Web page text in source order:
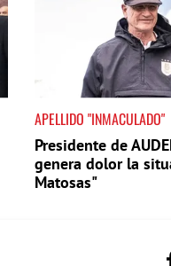
APELLIDO "INMACULADO"
Presidente de
genera dolor la
Matosas"